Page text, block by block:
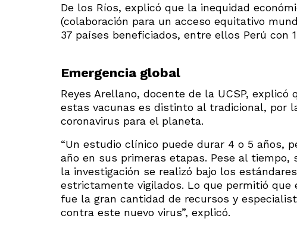
De los Ríos, explicó que la inequidad
(colaboración para un acceso equitativo
37 países beneficiados, entre ellos Perú con
Emergencia global
Reyes Arellano, docente de la UCSP,
estas vacunas es distinto al tradicional, por
coronavirus para el planeta.
“Un estudio clínico puede durar 4 o 5 años,
año en sus primeras etapas. Pese al
la investigación se realizó bajo los
estrictamente vigilados. Lo que permitió
fue la gran cantidad de recursos y
contra este nuevo virus”, explicó.